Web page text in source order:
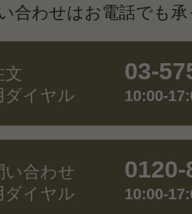
合わせはお電話でも
文
ダイヤル
03-
10:00-
い合わせ
ダイヤル
10:00-